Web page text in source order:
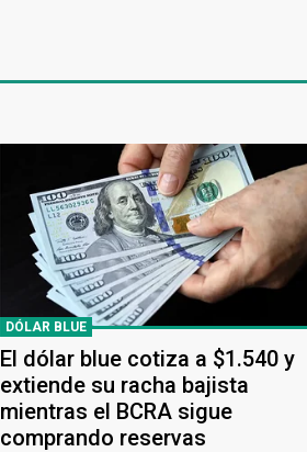
DÓLAR BLUE
El dólar blue cotiza a $1.540 y
extiende su racha bajista
mientras el BCRA sigue
comprando reservas